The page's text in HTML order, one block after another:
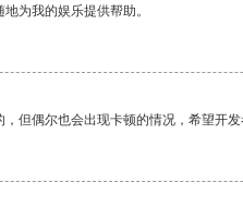
为我的娱乐提供帮助。
但偶尔也会出现卡顿的情况，希望开发